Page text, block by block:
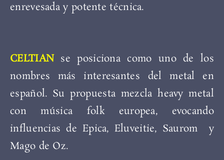
enrevesada y potente técnica.
CELTIANse posiciona como uno de los
nombres más interesantes del metal en
español. Su propuesta mezcla heavy metal
con música folk europea, evocando
influencias de Epica, Eluveitie, Saurom y
Mago de Oz.